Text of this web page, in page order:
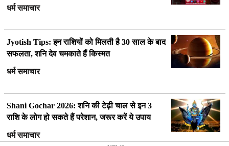
धर्म समाचार
Jyotish Tips: इन राशियों को मिलती है 30 साल के बाद
सफलता, शनि देव चमकाते हैं किस्मत
धर्म समाचार
Shani Gochar 2026: शनि की टेढ़ी चाल से इन 3
राशि के लोग हो सकते हैं परेशान, जरूर करें ये उपाय
धर्म समाचार